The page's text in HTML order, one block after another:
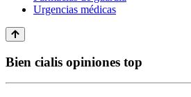
Urgencias médicas
Bien cialis opiniones top